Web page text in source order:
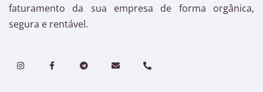
faturamento da sua empresa de forma orgânica,
segura e rentável.